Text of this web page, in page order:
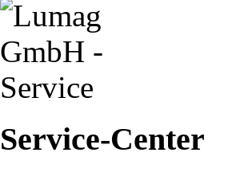
Service-Center